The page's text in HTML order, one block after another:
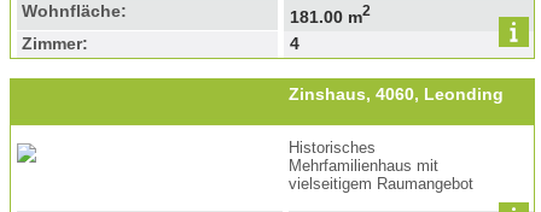
Wohnfläche: 181.00 m2
Zimmer: 4
Zinshaus, 4060, Leonding
Historisches
Mehrfamilienhaus mit
vielseitigem Raumangebot